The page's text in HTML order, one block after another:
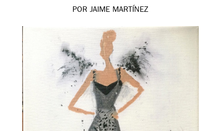
POR JAIME MARTÍNEZ